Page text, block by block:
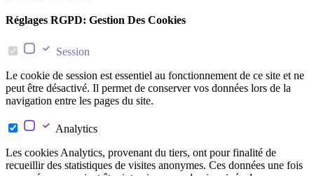
Réglages RGPD: Gestion Des Cookies
Session
Le cookie de session est essentiel au fonctionnement de ce site et ne
peut être désactivé. Il permet de conserver vos données lors de la
navigation entre les pages du site.
Analytics
Les cookies Analytics, provenant du tiers, ont pour finalité de
recueillir des statistiques de visites anonymes. Ces données une fois